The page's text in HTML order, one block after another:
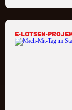
E-LOTSEN-